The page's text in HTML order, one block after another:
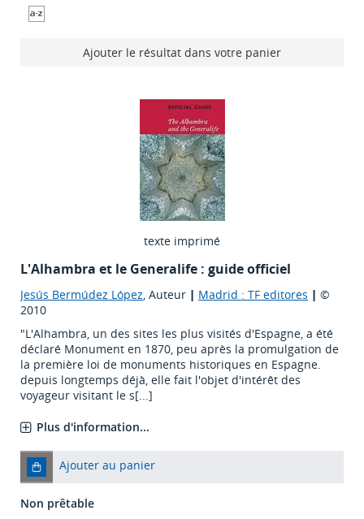
Ajouter le résultat dans votre panier
texte imprimé
L'Alhambra et le Generalife : guide officiel
Jesús Bermúdez López, Auteur | Madrid : TF editores | ©
2010
"L'Alhambra, un des sites les plus visités d'Espagne, a été
déclaré Monument en 1870, peu après la promulgation de
la première loi de monuments historiques en Espagne.
depuis longtemps déjà, elle fait l'objet d'intérêt des
voyageur visitant le s[...]
Plus d'information...
Ajouter au panier
Non prêtable